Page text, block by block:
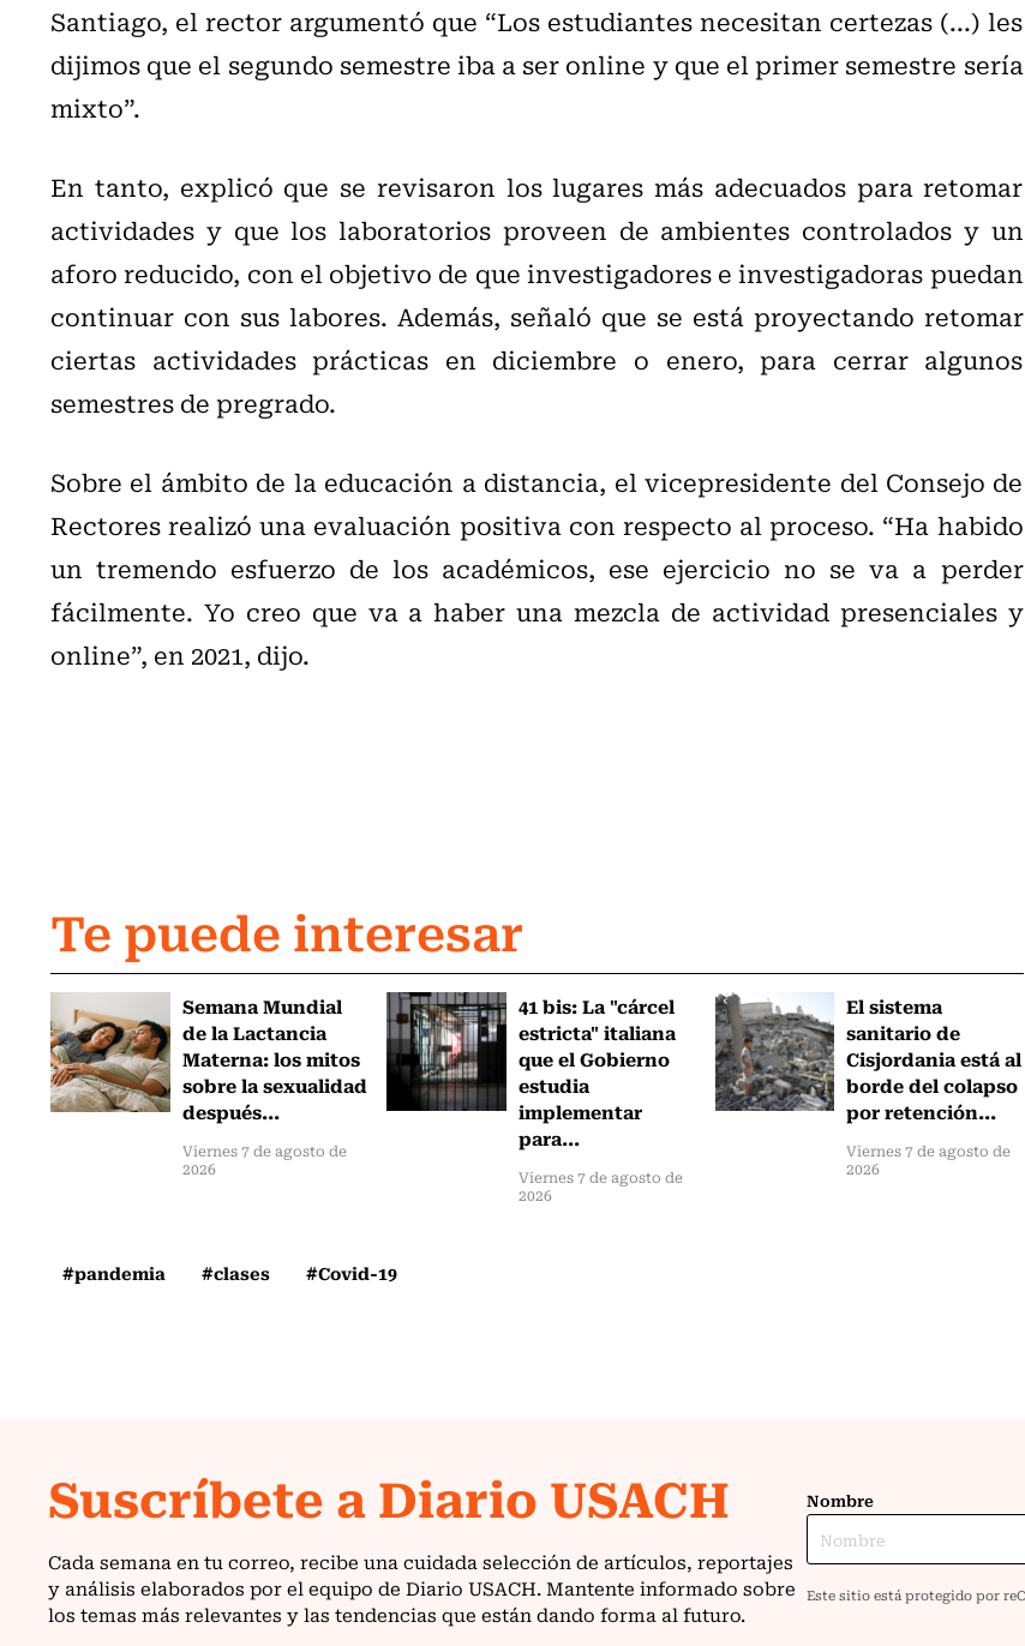
Santiago, el rector argumentó que “Los estudiantes necesitan certezas (...) les
dijimos que el segundo semestre iba a ser online y que el primer semestre sería
mixto”.
En tanto, explicó que se revisaron los lugares más adecuados para retomar
actividades y que los laboratorios proveen de ambientes controlados y un
aforo reducido, con el objetivo de que investigadores e investigadoras puedan
continuar con sus labores. Además, señaló que se está proyectando retomar
ciertas actividades prácticas en diciembre o enero, para cerrar algunos
semestres de pregrado.
Sobre el ámbito de la educación a distancia, el vicepresidente del Consejo de
Rectores realizó una evaluación positiva con respecto al proceso. “Ha habido
un tremendo esfuerzo de los académicos, ese ejercicio no se va a perder
fácilmente. Yo creo que va a haber una mezcla de actividad presenciales y
online”, en 2021, dijo.
Te puede interesar
Semana Mundial
de la Lactancia
Materna: los mitos
sobre la sexualidad
después...
Viernes 7 de agosto de
2026
41 bis: La "cárcel
estricta" italiana
que el Gobierno
estudia
implementar
para...
Viernes 7 de agosto de
2026
El sistema
sanitario de
Cisjordania está al
borde del colapso
por retención...
Viernes 7 de agosto de
2026
#pandemia #clases #Covid-19